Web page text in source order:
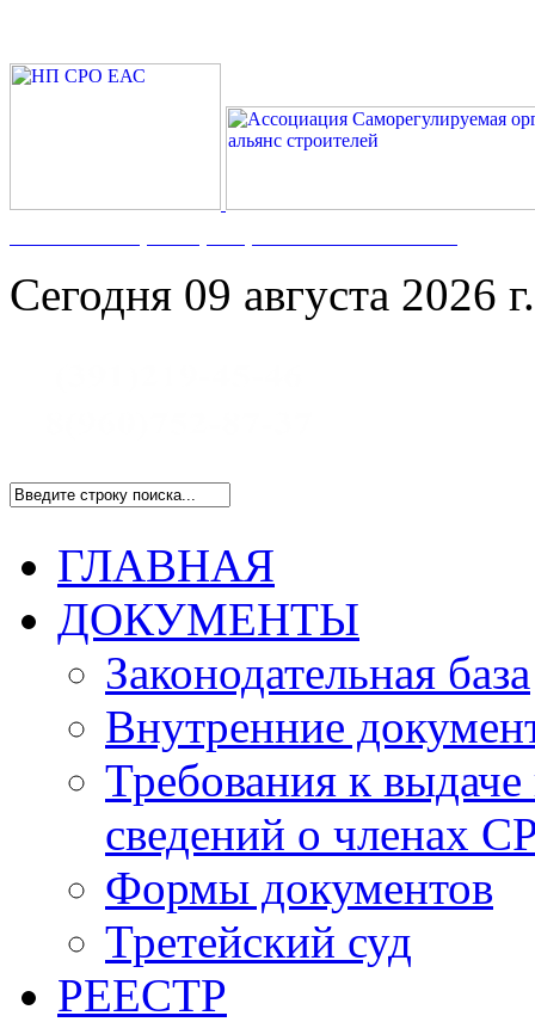
Сегодня 09 августа 2026 г.
ГЛАВНАЯ
ДОКУМЕНТЫ
Законодательная база
Внутренние
Требования к
сведений о членах
Формы документов
Третейский суд
РЕЕСТР